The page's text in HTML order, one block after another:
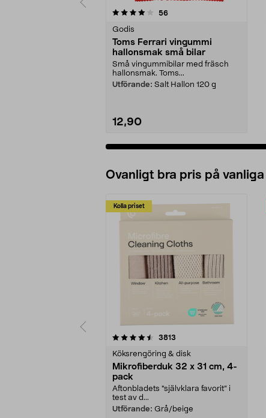
56recensioner
Godis
Toms Ferrari vingummi
hallonsmak små bilar
Små vingummibilar med fräsch
hallonsmak. Toms...
Utförande: Salt Hallon 120 g
12,90
4.5 av 5 stjärnor
Ovanligt bra pris på
Kolla priset
3813
Köksrengöring & disk
Mikrofiberduk 32 x 31 cm, 4-
pack
Aftonbladets "självklara favorit” i
test av d...
Utförande: Grå/beige
4.0av 5 stjärnor